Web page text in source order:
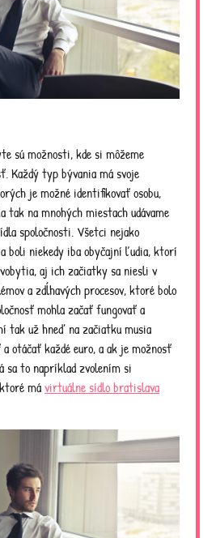
sú možnosti, kde si môžeme
Každý typ bývania má svoje
je možné identifikovať osobu,
tak na mnohých miestach udávame
spoločnosti. Všetci nejako
boli niekedy iba obyčajní ľudia, ktorí
aj ich začiatky sa niesli v
a zdĺhavých procesov, ktoré bolo
mohla začať fungovať a
tak už hneď na začiatku musia
otáčať každé euro, a ak je možnosť
to napríklad zvolením si
mávirtuálne sídlo bratislava